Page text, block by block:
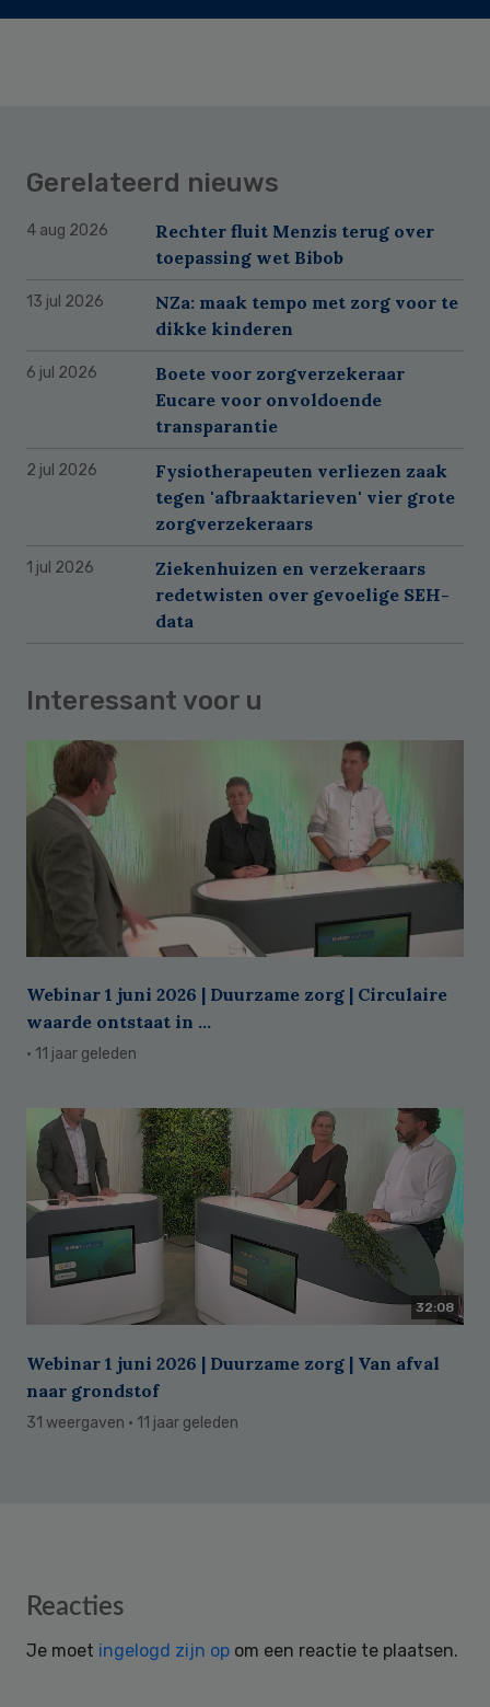
Gerelateerd nieuws
4 aug 2026
Rechter fluit Menzis terug over
toepassing wet Bibob
13 jul 2026
NZa: maak tempo met zorg voor te
dikke kinderen
6 jul 2026
Boete voor zorgverzekeraar
Eucare voor onvoldoende
transparantie
2 jul 2026
Fysiotherapeuten verliezen zaak
tegen 'afbraaktarieven' vier grote
zorgverzekeraars
1 jul 2026
Ziekenhuizen en verzekeraars
redetwisten over gevoelige SEH-
data
Interessant voor u
Webinar 1 juni 2026 | Duurzame zorg | Circulaire
waarde ontstaat in ...
· 11 jaar geleden
32:08
Webinar 1 juni 2026 | Duurzame zorg | Van afval
naar grondstof
31 weergaven · 11 jaar geleden
Reader
Reacties
Je moet ingelogd zijn op om een reactie te plaatsen.